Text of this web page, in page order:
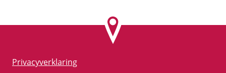
Privacyverklaring